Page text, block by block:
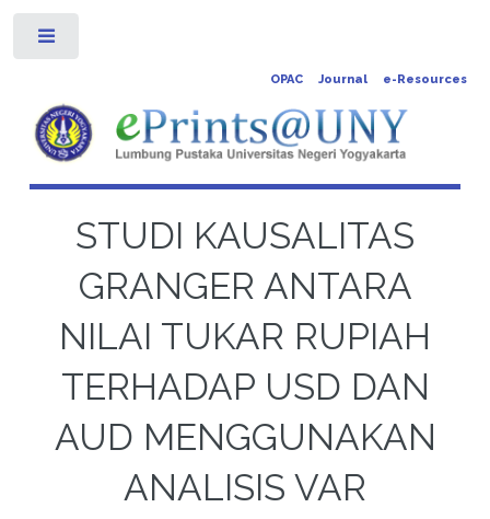
OPAC Journal e-Resources
STUDI KAUSALITAS
GRANGER ANTARA
NILAI TUKAR RUPIAH
TERHADAP USD DAN
AUD MENGGUNAKAN
ANALISIS VAR